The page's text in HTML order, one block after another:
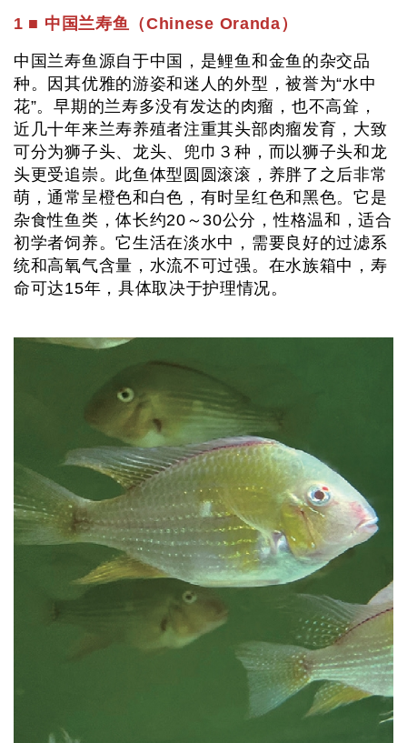
1 ■ 中国兰寿鱼（Chinese Oranda）
中国兰寿鱼源自于中国，是鲤鱼和金鱼的杂交品
种。因其优雅的游姿和迷人的外型，被誉为“水中
花”。早期的兰寿多没有发达的肉瘤，也不高耸，
近几十年来兰寿养殖者注重其头部肉瘤发育，大致
可分为狮子头、龙头、兜巾３种，而以狮子头和龙
头更受追崇。此鱼体型圆圆滚滚，养胖了之后非常
萌，通常呈橙色和白色，有时呈红色和黑色。它是
杂食性鱼类，体长约20～30公分，性格温和，适合
初学者饲养。它生活在淡水中，需要良好的过滤系
统和高氧气含量，水流不可过强。在水族箱中，寿
命可达15年，具体取决于护理情况。